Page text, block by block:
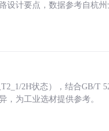
设计要点，数据参考自杭
2H状态），结合GB/T
，为工业选材提供参考。